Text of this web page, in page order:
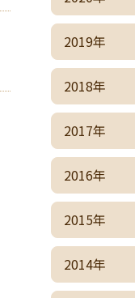
2019年
2018年
2017年
2016年
2015年
2014年